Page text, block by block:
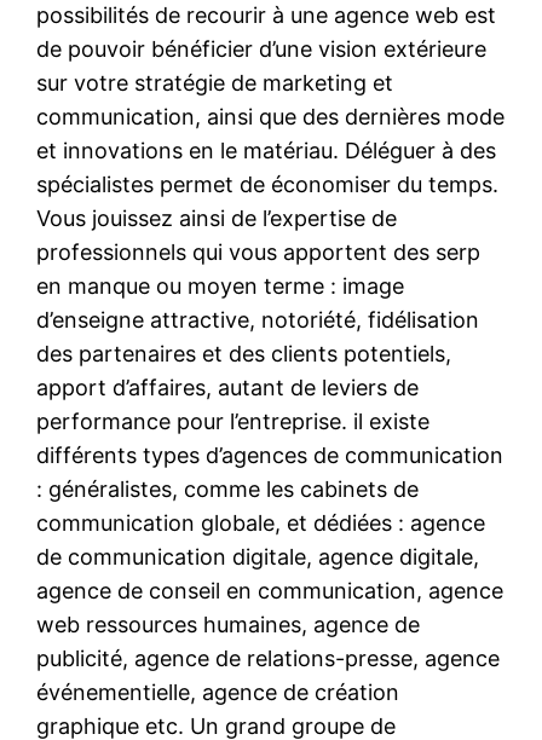
possibilités de recourir à une agence web est
de pouvoir bénéficier d’une vision extérieure
sur votre stratégie de marketing et
communication, ainsi que des dernières mode
et innovations en le matériau. Déléguer à des
spécialistes permet de économiser du temps.
Vous jouissez ainsi de l’expertise de
professionnels qui vous apportent des serp
en manque ou moyen terme : image
d’enseigne attractive, notoriété, fidélisation
des partenaires et des clients potentiels,
apport d’affaires, autant de leviers de
performance pour l’entreprise. il existe
différents types d’agences de communication
: généralistes, comme les cabinets de
communication globale, et dédiées : agence
de communication digitale, agence digitale,
agence de conseil en communication, agence
web ressources humaines, agence de
publicité, agence de relations-presse, agence
événementielle, agence de création
graphique etc. Un grand groupe de